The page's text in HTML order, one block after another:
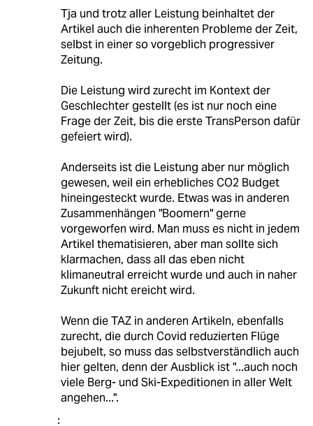
Tja und trotz aller Leistung beinhaltet der
Artikel auch die inherenten Probleme der Zeit,
selbst in einer so vorgeblich progressiver
Zeitung.
Die Leistung wird zurecht im Kontext der
Geschlechter gestellt (es ist nur noch eine
Frage der Zeit, bis die erste TransPerson dafür
gefeiert wird).
Anderseits ist die Leistung aber nur möglich
gewesen, weil ein erhebliches CO2 Budget
hineingesteckt wurde. Etwas was in anderen
Zusammenhängen "Boomern" gerne
vorgeworfen wird. Man muss es nicht in jedem
Artikel thematisieren, aber man sollte sich
klarmachen, dass all das eben nicht
klimaneutral erreicht wurde und auch in naher
Zukunft nicht ereicht wird.
Wenn die TAZ in anderen Artikeln, ebenfalls
zurecht, die durch Covid reduzierten Flüge
bejubelt, so muss das selbstverständlich auch
hier gelten, denn der Ausblick ist "...auch noch
viele Berg- und Ski-Expeditionen in aller Welt
angehen...".